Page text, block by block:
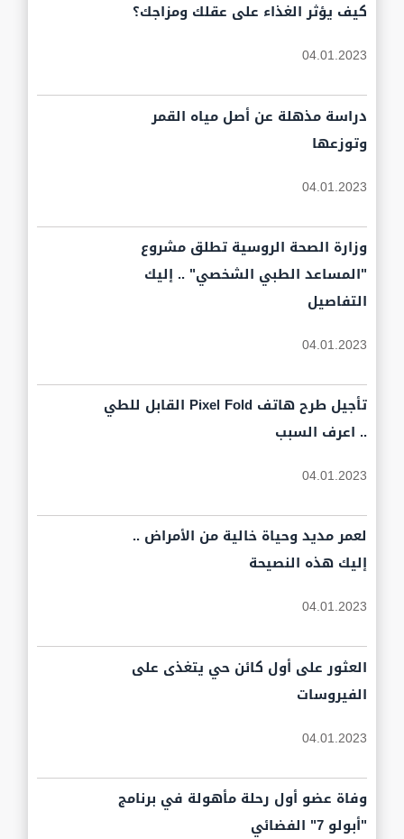
كيف يؤثر الغذاء على عقلك ومزاجك؟
04.01.2023
دراسة مذهلة عن أصل مياه القمر
وتوزعها
04.01.2023
وزارة الصحة الروسية تطلق مشروع
"المساعد الطبي الشخصي" .. إليك
التفاصيل
04.01.2023
تأجيل طرح هاتف Pixel Fold القابل للطي
.. اعرف السبب
04.01.2023
لعمر مديد وحياة خالية من الأمراض ..
إليك هذه النصيحة
04.01.2023
العثور على أول كائن حي يتغذى على
الفيروسات
04.01.2023
وفاة عضو أول رحلة مأهولة في برنامج
"أبولو 7" الفضائي